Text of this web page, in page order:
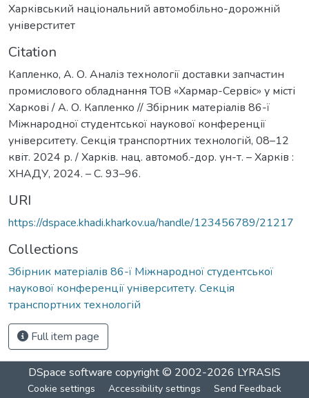
Харківський національний автомобільно-дорожній
універститет
Citation
Капленко, А. О. Аналіз технології доставки запчастин
промислового обладнання ТОВ «Хармар-Сервіс» у місті
Харкові / А. О. Капленко // Збірник матеріалів 86-ї
Міжнародної студентської наукової конференції
університету. Секція транспортних технологій, 08–12
квіт. 2024 р. / Харків. нац. автомоб.-дор. ун-т. – Харків :
ХНАДУ, 2024. – C. 93–96.
URI
https://dspace.khadi.kharkov.ua/handle/123456789/21217
Collections
Збірник матеріалів 86-ї Міжнародної студентської
наукової конференції університету. Секція
транспортних технологій
Full item page
DSpace software copyright © 2002-2026 LYRASIS
Cookie settings Accessibility settings Send Feedback